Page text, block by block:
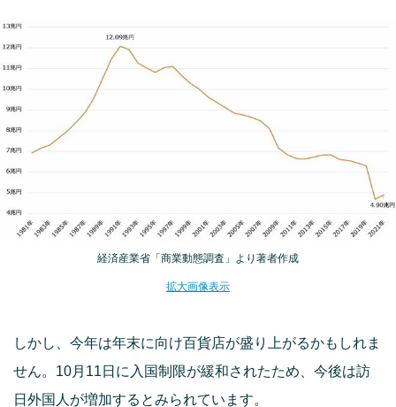
経済産業省「商業動態調査」より著者作成
拡大画像表示
しかし、今年は年末に向け百貨店が盛り上がるかもしれま
せん。10月11日に入国制限が緩和されたため、今後は訪
日外国人が増加するとみられています。